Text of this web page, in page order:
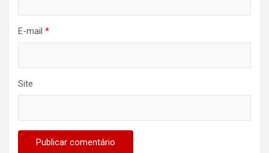
E-mail *
Site